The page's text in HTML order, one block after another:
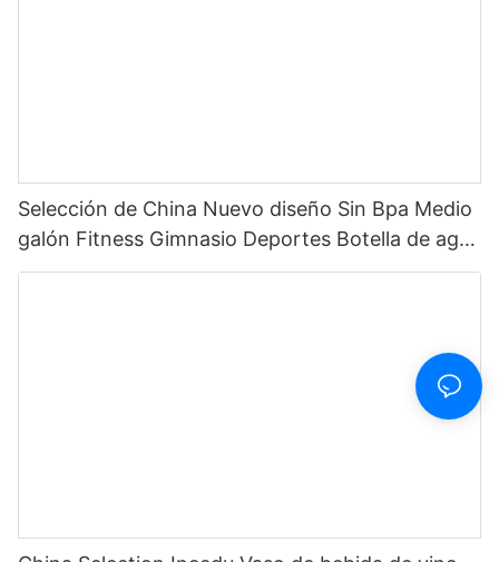
Selección de China Nuevo diseño Sin Bpa Medio
galón Fitness Gimnasio Deportes Botella de agua
motivacional de plástico transparente con